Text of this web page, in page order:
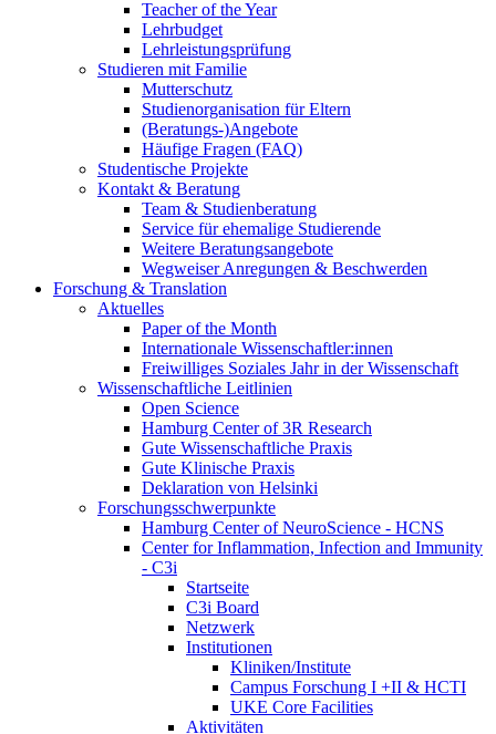
Teacher of the Year
Lehrbudget
Lehrleistungsprüfung
Studieren mit Familie
Mutterschutz
Studienorganisation für Eltern
(Beratungs-)Angebote
Häufige Fragen (FAQ)
Studentische Projekte
Kontakt & Beratung
Team & Studienberatung
Service für ehemalige Studierende
Weitere Beratungsangebote
Wegweiser Anregungen & Beschwerden
Forschung & Translation
Aktuelles
Paper of the Month
Internationale Wissenschaftler:innen
Freiwilliges Soziales Jahr in der Wissenschaft
Wissenschaftliche Leitlinien
Open Science
Hamburg Center of 3R Research
Gute Wissenschaftliche Praxis
Gute Klinische Praxis
Deklaration von Helsinki
Forschungsschwerpunkte
Hamburg Center of NeuroScience - HCNS
Center for Inflammation, Infection and Immunity
- C3i
Startseite
C3i Board
Netzwerk
Institutionen
Kliniken/Institute
Campus Forschung I +II & HCTI
UKE Core Facilities
Aktivitäten